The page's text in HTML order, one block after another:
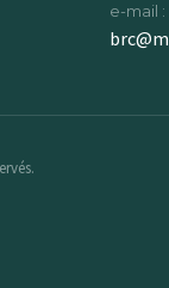
e-mail :